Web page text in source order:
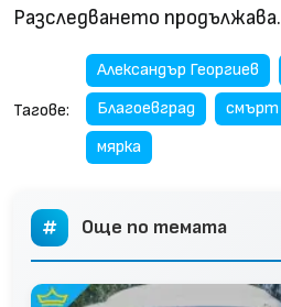
Разследването продължава.
Тагове:
Александър Георгиев
Благоевград
смърт
мярка
Още по темата